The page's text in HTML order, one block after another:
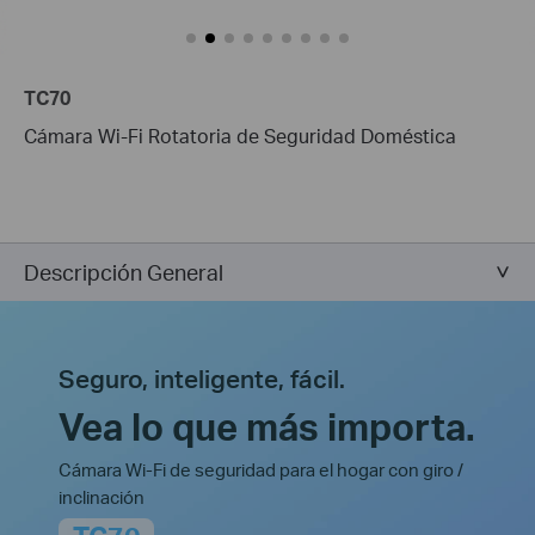
TC70
Cámara Wi-Fi Rotatoria de Seguridad Doméstica
Descripción General
Seguro, inteligente, fácil.
Vea lo que más importa.
Cámara Wi-Fi de seguridad para el hogar con giro /
inclinación